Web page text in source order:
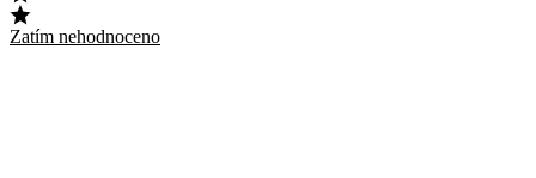
Zatím nehodnoceno